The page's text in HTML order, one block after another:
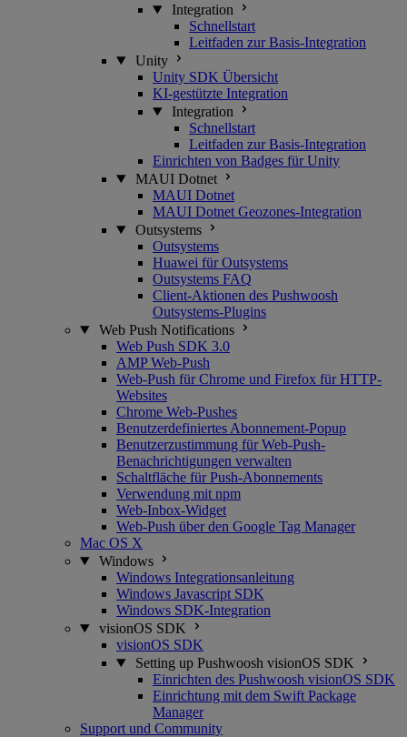
Integration
Schnellstart
Leitfaden zur Basis-Integration
Unity
Unity SDK Übersicht
KI-gestützte Integration
Integration
Schnellstart
Leitfaden zur Basis-Integration
Einrichten von Badges für Unity
MAUI Dotnet
MAUI Dotnet
MAUI Dotnet Geozones-Integration
Outsystems
Outsystems
Huawei für Outsystems
Outsystems FAQ
Client-Aktionen des Pushwoosh
Outsystems-Plugins
Web Push Notifications
Web Push SDK 3.0
AMP Web-Push
Web-Push für Chrome und Firefox für HTTP-
Websites
Chrome Web-Pushes
Benutzerdefiniertes Abonnement-Popup
Benutzerzustimmung für Web-Push-
Benachrichtigungen verwalten
Schaltfläche für Push-Abonnements
Verwendung mit npm
Web-Inbox-Widget
Web-Push über den Google Tag Manager
Mac OS X
Windows
Windows Integrationsanleitung
Windows Javascript SDK
Windows SDK-Integration
visionOS SDK
visionOS SDK
Setting up Pushwoosh visionOS SDK
Einrichten des Pushwoosh visionOS SDK
Einrichtung mit dem Swift Package
Manager
Support und Community